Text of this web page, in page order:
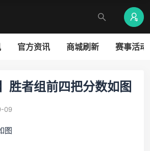
官方资讯 商城刷新 赛事活动
胜者组前四把分数如图
09
图